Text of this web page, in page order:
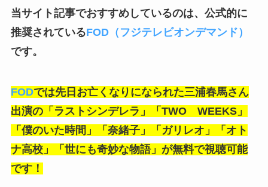
当サイト記事でおすすめしているのは、公式的に
推奨されているFOD（フジテレビオンデマンド）
です。
FODでは先日お亡くなりになられた三浦春馬さん
出演の「ラストシンデレラ」「TWO WEEKS」
「僕のいた時間」「奈緒子」「ガリレオ」「オト
ナ高校」「世にも奇妙な物語」が無料で視聴可能
です！